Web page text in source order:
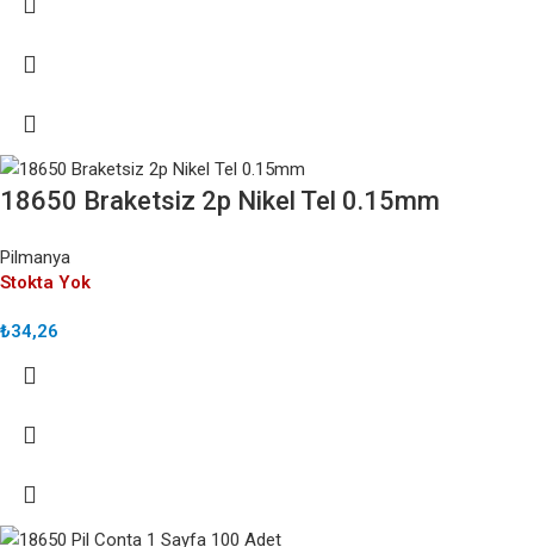
18650 Braketsiz 2p Nikel Tel 0.15mm
Pilmanya
Stokta Yok
₺34,26